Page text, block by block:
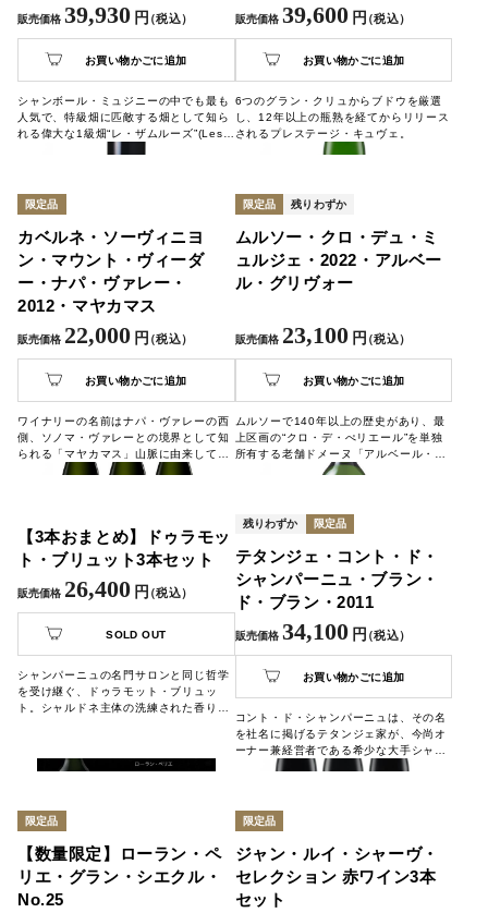
販売価格 39,930 円（税込）
お買い物かごに追加
シャンボール・ミュジニーの中でも最も
人気で、特級畑に匹敵する畑として知ら
れる偉大な1級畑“レ・ザムルーズ”(Les
年を超える古木が育む、わずか0.82ヘク
タールの選ばれた区画から生まれます。
販売価格 39,600円（税込）
お買い物かごに追加
6つのグラン・クリュからブドウを厳選
し、12年以上の瓶熟を経てからリリース
されるプレステージ・キュヴェ。
限定品
カベルネ・ソーヴィニヨ
ン・マウント・ヴィーダ
ー・ナパ・ヴァレー・
2012・マヤカマス
販売価格 22,000 円（税込）
お買い物かごに追加
ワイナリーの名前はナパ・ヴァレーの西
側、ソノマ・ヴァレーとの境界として知
られる「マヤカマス」山脈に由来してい
て、アメリカン・インディアンのワッポ
が描かれています。
限定品 残りわずか
ムルソー・クロ・デュ・ミ
ュルジェ・2022・アルベー
ル・グリヴォー
販売価格 23,100円（税込）
お買い物かごに追加
ムルソーで140年以上の歴史があり、最
上区画の“クロ・デ・ぺリエール”を単独
所有する老舗ドメーヌ「アルベール・グ
リヴォー」のワインです。余韻の最後ま
【3本おまとめ】ドゥラモッ
ト・ブリュット3本セット
販売価格 26,400 円（税込）
SOLD OUT
シャンパーニュの名門サロンと同じ哲学
を受け継ぐ、ドゥラモット・ブリュッ
ト。シャルドネ主体の洗練された香り、
用意しました。祝宴や大切な方への贈り
物、そして特別な日の乾杯にふさわしい
い。
残りわずか 限定品
テタンジェ・コント・ド・
シャンパーニュ・ブラン・
ド・ブラン・2011
販売価格 34,100円（税込）
お買い物かごに追加
コント・ド・シャンパーニュは、その名
を社名に掲げるテタンジェ家が、今尚オ
ーナー兼経営者である希少な大手シャン
パーニュ・メゾンです。
のプレステージシャンパーニュです。
限定品
【数量限定】ローラン・ペ
リエ・グラン・シエクル・
No.25
限定品
ジャン・ルイ・シャーヴ・
セレクション 赤ワイン3本
セット